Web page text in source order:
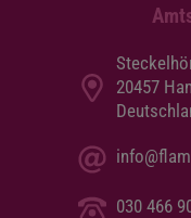
20457
030 466